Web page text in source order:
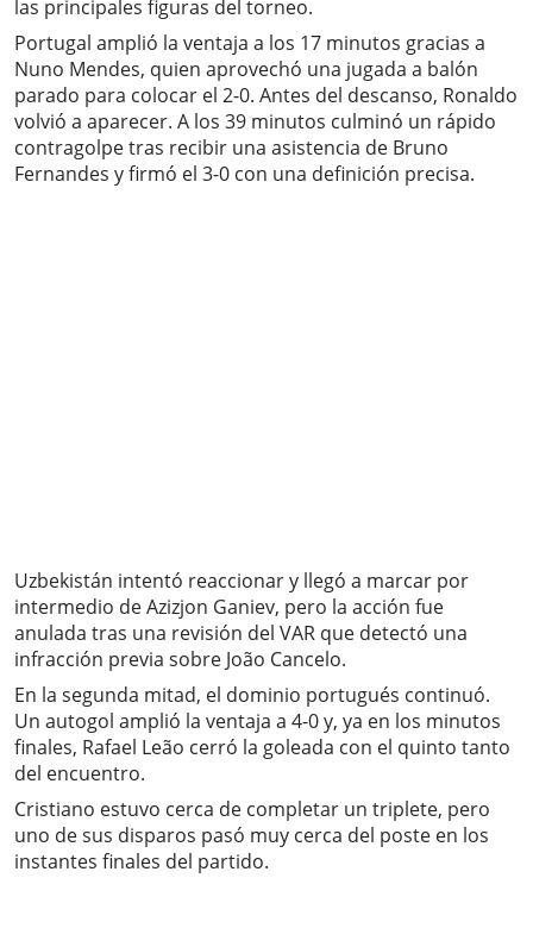
las principales figuras del torneo.
Portugal amplió la ventaja a los 17 minutos gracias a
Nuno Mendes, quien aprovechó una jugada a balón
parado para colocar el 2-0. Antes del descanso, Ronaldo
volvió a aparecer. A los 39 minutos culminó un rápido
contragolpe tras recibir una asistencia de Bruno
Fernandes y firmó el 3-0 con una definición precisa.
Uzbekistán intentó reaccionar y llegó a marcar por
intermedio de Azizjon Ganiev, pero la acción fue
anulada tras una revisión del VAR que detectó una
infracción previa sobre João Cancelo.
En la segunda mitad, el dominio portugués continuó.
Un autogol amplió la ventaja a 4-0 y, ya en los minutos
finales, Rafael Leão cerró la goleada con el quinto tanto
del encuentro.
Cristiano estuvo cerca de completar un triplete, pero
uno de sus disparos pasó muy cerca del poste en los
instantes finales del partido.